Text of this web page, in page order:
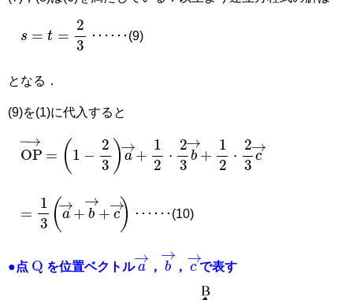
s =t = 23 ･･････(9)
となる．
(9)を(1)に代入すると
OP →
=1−23 a→+12⋅23b→+1 2 ⋅23
=13 a →+b→+ c →
･･････(10)
●点
Q
を位置ベクトルa→
， b →
，c→
で表す